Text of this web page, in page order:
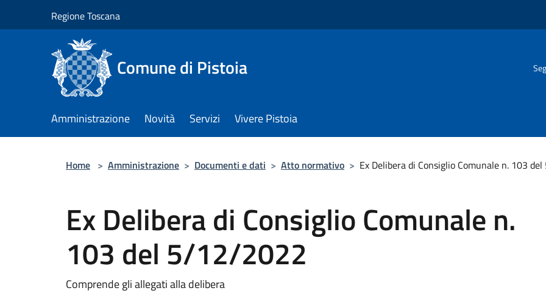
Regione Toscana
Comune di Pistoia
Amministrazione Novità Servizi Vivere Pistoia
Home > Amministrazione > Documenti e dati > Atto normativo > Ex Delibera di Consiglio Comunale n. 103
Ex Delibera di Consiglio Comunale n.
103 del 5/12/2022
Comprende gli allegati alla delibera